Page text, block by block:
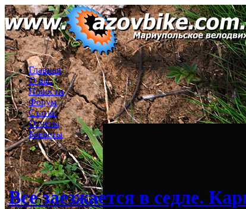
Главная
О нас
Новости
Форум
Статьи
Отчеты
Бреветы
Все заезжается в седле.